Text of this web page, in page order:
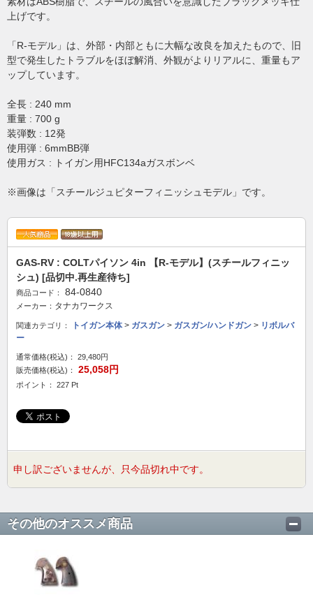
上げです。
「R-モデル」は、外部・内部ともに大幅な改良を加えたもので、旧
型で発生したトラブルをほぼ解消、外観がよりリアルに、重量もア
ップしています。
全長 : 240 mm
重量 : 700 g
装弾数 : 12発
使用弾 : 6mmBB弾
使用ガス : トイガン用HFC134aガスボンベ
※画像は「スチールジュピターフィニッシュモデル」です。
GAS-RV : COLTパイソン 4in 【R-モデル】(スチールフィニッ
シュ) [品切中.再生産待ち]
商品コード： 84-0840
メーカー： タナカワークス
関連カテゴリ： トイガン本体> ガスガン > ガスガン/ハンドガン > リボルバ
ー
通常価格(税込)：
29,480円
販売価格(税込)：
25,058円
ポイント： 227 Pt
申し訳ございませんが、只今品切れ中です。
その他のオススメ商品